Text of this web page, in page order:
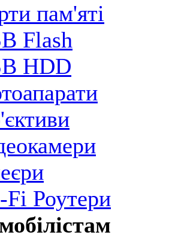
пам'яті
Flash
HDD
Роутери